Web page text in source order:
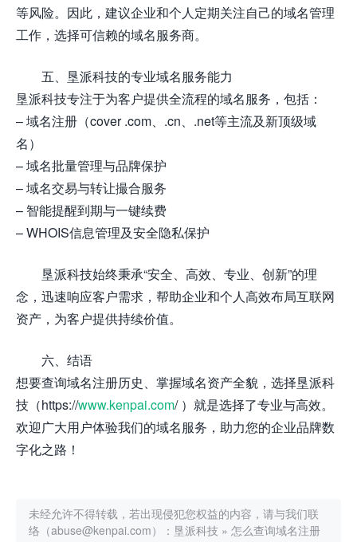
等风险。因此，建议企业和个人定期关注自己的域名管理
工作，选择可信赖的域名服务商。
五、垦派科技的专业域名服务能力
垦派科技专注于为客户提供全流程的域名服务，包括：
– 域名注册（cover .com、.cn、.net等主流及新顶级域
名）
– 域名批量管理与品牌保护
– 域名交易与转让撮合服务
– 智能提醒到期与一键续费
– WHOIS信息管理及安全隐私保护
垦派科技始终秉承“安全、高效、专业、创新”的理
念，迅速响应客户需求，帮助企业和个人高效布局互联网
资产，为客户提供持续价值。
六、结语
想要查询域名注册历史、掌握域名资产全貌，选择垦派科
技（https://www.kenpai.com/ ）就是选择了专业与高效。
欢迎广大用户体验我们的域名服务，助力您的企业品牌数
字化之路！
未经允许不得转载，若出现侵犯您权益的内容，请与我们联
络（abuse@kenpai.com）： 垦派科技 » 怎么查询域名注册